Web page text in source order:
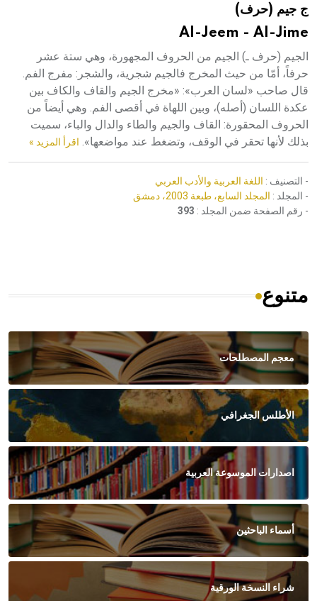
هيئة الموسوعة العربية تطلق موسوعات جديدة في عام 2026ج جيم (حرف)
Al-Jeem - Al-Jime
الجيم (حرف ـ) الجيم من الحروف المجهورة، وهي ستة عشر
حرفاً، أمّا من حيث المخرج فالجيم شجرية، والشجر: مفرج الفم.
قال صاحب «لسان العرب»: «مخرج الجيم والقاف والكاف بين
عكدة اللسان (أصله)، وبين اللهاة في أقصى الفم. وهي أيضاً من
الحروف المحقورة: القاف والجيم والطاء والدال والباء، سميت
بذلك لأنها تحقر في الوقف، وتضغط عند مواضعها». اقرأ المزيد »
- التصنيف : اللغة العربية والأدب العربي
- المجلد : المجلد السابع، طبعة 2003، دمشق
- رقم الصفحة ضمن المجلد : 393
متنوع
معجم المصطلحات
الأطلس الجغرافي
اصدارات الموسوعة العربية
أسماء الباحثين
شراء النسخة الورقية